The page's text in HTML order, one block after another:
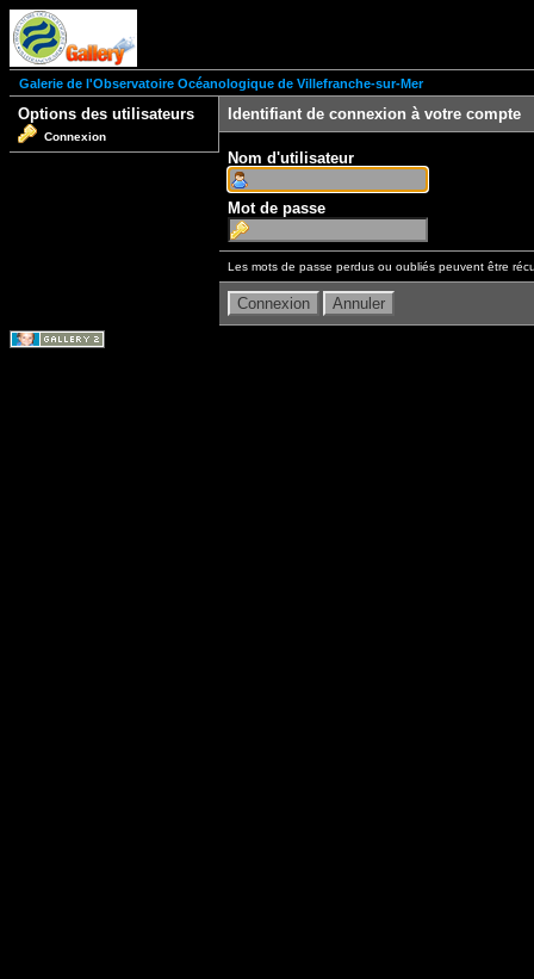
Galerie de l'Observatoire Océanologique de Villefranche-sur-Mer
Options des utilisateurs
Connexion
Identifiant de connexion à votre compte
Nom d'utilisateur
Mot de passe
Les mots de passe perdus ou oubliés peuvent être